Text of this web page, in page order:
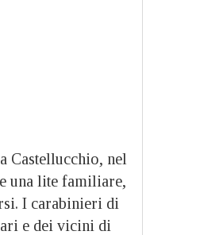
Castellucchio, nel
una lite familiare,
I carabinieri di
e dei vicini di